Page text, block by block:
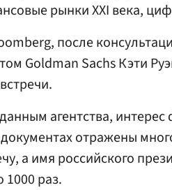
рынки XXI века,
после
Goldman Sachs Кэти
агентства,
отражены
а имя российского
раз.